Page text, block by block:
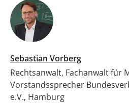
Sebastian Vorberg
Rechtsanwalt, Fachanwalt für
Vorstandssprecher
e.V., Hamburg